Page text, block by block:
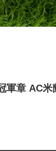
軍章 AC米